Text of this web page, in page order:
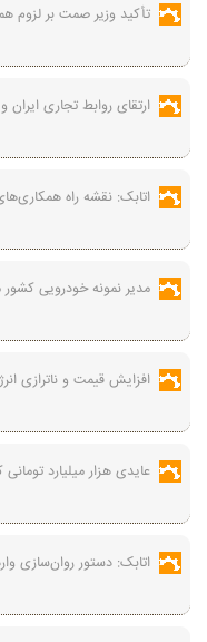
تأکید وزیر صمت بر لزوم
ارتقای روابط تجاری
اتابک: نقشه راه
مدیر نمونه خودرویی
افزایش قیمت و ناترازی
عایدی هزار میلیارد
اتابک: دستور روان‌سازی